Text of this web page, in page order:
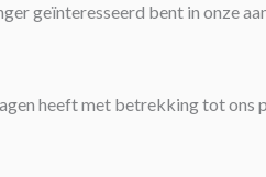
geïnteresseerd bent in onze
heeft met betrekking tot